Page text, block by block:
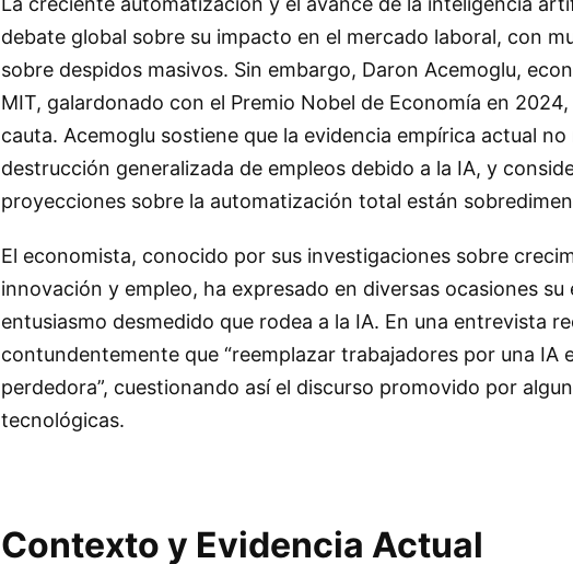
debate global sobre su impacto en el mercado laboral, con
sobre despidos masivos. Sin embargo, Daron Acemoglu,
MIT, galardonado con el Premio Nobel de Economía en
cauta. Acemoglu sostiene que la evidencia empírica actual no
destrucción generalizada de empleos debido a la IA, y
proyecciones sobre la automatización total están
El economista, conocido por sus investigaciones sobre
innovación y empleo, ha expresado en diversas ocasiones
entusiasmo desmedido que rodea a la IA. En una entrevista
contundentemente que “reemplazar trabajadores por una IA
perdedora”, cuestionando así el discurso promovido por
tecnológicas.
Contexto y Evidencia Actual